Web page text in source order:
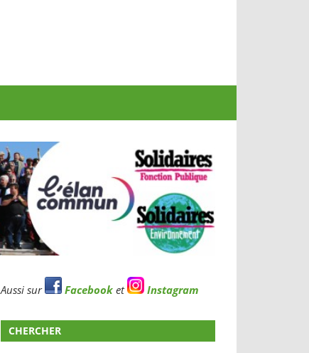
Aussi sur Facebooket Instagram
CHERCHER